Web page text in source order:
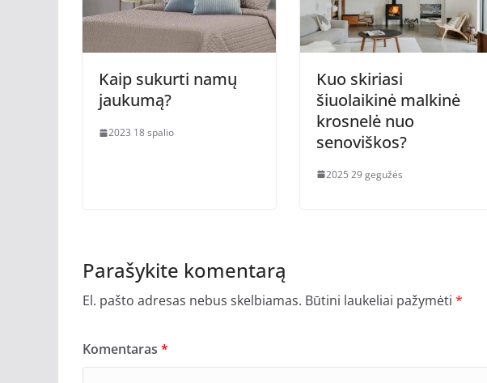
Kaip sukurti namų
jaukumą?
2023 18 spalio
Kuo skiriasi
šiuolaikinė malkinė
krosnelė nuo
senoviškos?
2025 29 gegužės
Parašykite komentarą
El. pašto adresas nebus skelbiamas. Būtini laukeliai pažymėti *
Komentaras *